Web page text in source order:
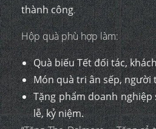
thành công.
Hộp quà phù hợp làm:
Quà biếu Tết đối tác,
Món quà tri ân sếp, người
Tặng phẩm doanh
lễ, kỷ niệm.